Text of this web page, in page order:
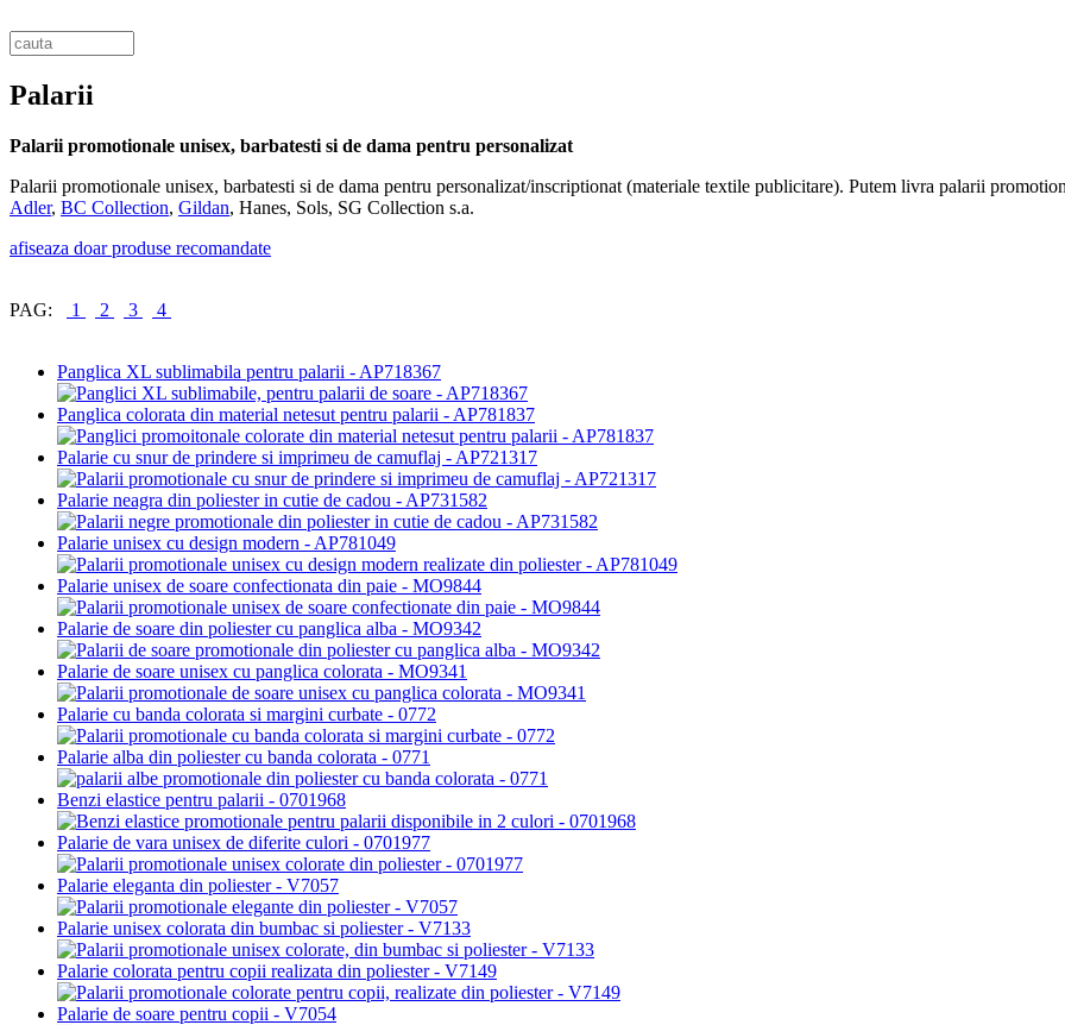
Palarii
Palarii promotionale unisex, barbatesti si de dama pentru personalizat
Palarii promotionale unisex, barbatesti si de dama pentru personalizat/inscriptionat (materiale textile publicitare). Putem livra palarii
Adler, BC Collection, Gildan, Hanes, Sols, SG Collection s.a.
afiseaza doar produse recomandate
PAG: 1 2 3 4
Panglica XL sublimabila pentru palarii - AP718367
Panglica colorata din material netesut pentru palarii - AP781837
Palarie cu snur de prindere si imprimeu de camuflaj - AP721317
Palarie neagra din poliester in cutie de cadou - AP731582
Palarie unisex cu design modern - AP781049
Palarie unisex de soare confectionata din paie - MO9844
Palarie de soare din poliester cu panglica alba - MO9342
Palarie de soare unisex cu panglica colorata - MO9341
Palarie cu banda colorata si margini curbate - 0772
Palarie alba din poliester cu banda colorata - 0771
Benzi elastice pentru palarii - 0701968
Palarie de vara unisex de diferite culori - 0701977
Palarie eleganta din poliester - V7057
Palarie unisex colorata din bumbac si poliester - V7133
Palarie colorata pentru copii realizata din poliester - V7149
Palarie de soare pentru copii - V7054